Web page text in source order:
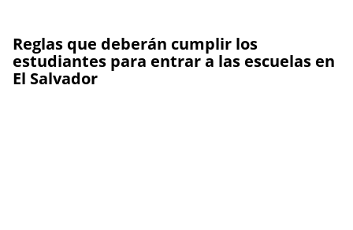
Reglas que deberán cumplir los
estudiantes para entrar a las escuelas en
El Salvador